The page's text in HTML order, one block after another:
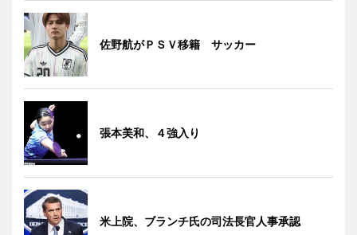
佐野航がＰＳＶ移籍 サッカー
張本美和、４強入り
米上院、ブランチ氏の司法長官人事承認